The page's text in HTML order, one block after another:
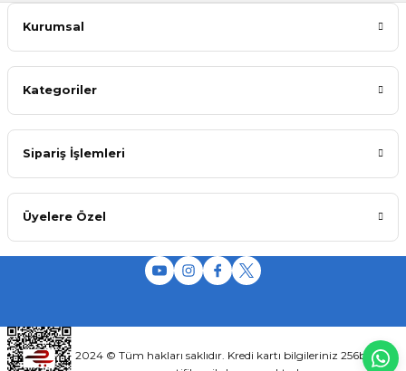
Kurumsal
Kategoriler
Sipariş İşlemleri
Üyelere Özel
2024 © Tüm hakları saklıdır. Kredi kartı bilgileriniz 256bit SSL